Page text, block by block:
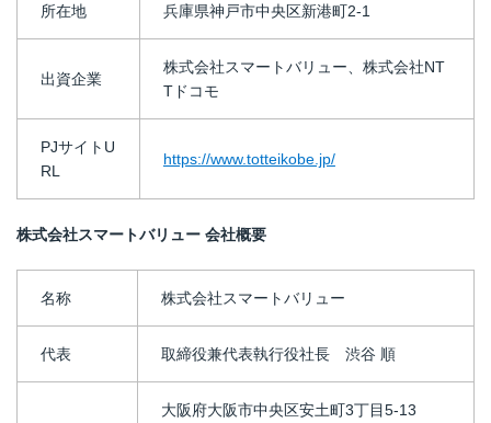
所在地 兵庫県神戸市中央区新港町2-1
出資企業
株式会社スマートバリュー、株式会社NT
Tドコモ
PJサイトU
RL
https://www.totteikobe.jp/
株式会社スマートバリュー 会社概要
名称 株式会社スマートバリュー
代表 取締役兼代表執行役社長 渋谷 順
大阪府大阪市中央区安土町3丁目5-13